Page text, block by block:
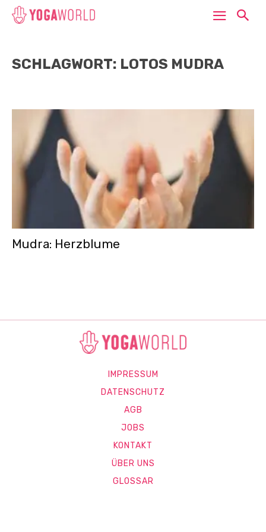
SCHLAGWORT: LOTOS MUDRA
Mudra: Herzblume
IMPRESSUM
DATENSCHUTZ
AGB
JOBS
KONTAKT
ÜBER UNS
GLOSSAR